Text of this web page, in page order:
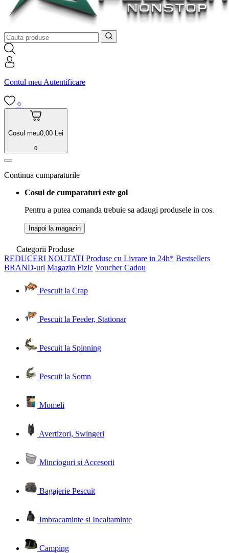
Contul meu Autentificare
0
Cosul meu0,00 Lei
0
Continua cumparaturile
Cosul de cumparaturi este gol
Pentru a putea comanda trebuie sa adaugi produsele in cos.
Inapoi la magazin
Categorii Produse
REDUCERI NOUTATI Produse cu Livrare in 24h* Bestsellers
BRAND-uri Magazin Fizic Voucher Cadou
Pescuit la Crap
Pescuit la Feeder, Stationar
Pescuit la Spinning
Pescuit la Somn
Momeli
Avertizori, Swingeri
Mincioguri si Accesorii
Bagajerie Pescuit
Imbracaminte si Incaltaminte
Camping